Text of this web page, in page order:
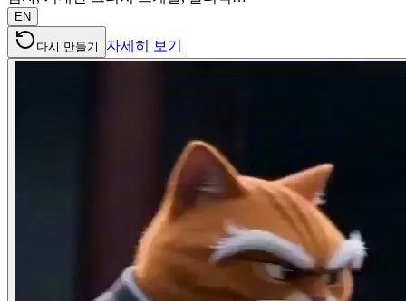
EN
다시 만들기 자세히 보기